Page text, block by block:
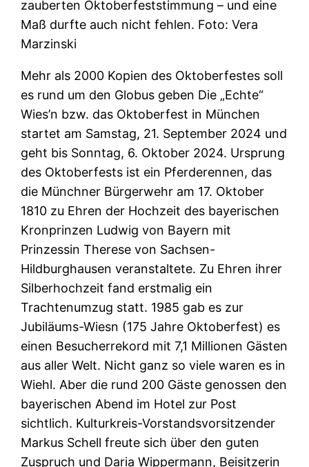
zauberten Oktoberfeststimmung – und eine
Maß durfte auch nicht fehlen. Foto: Vera
Marzinski
Mehr als 2000 Kopien des Oktoberfestes soll
es rund um den Globus geben Die „Echte“
Wies’n bzw. das Oktoberfest in München
startet am Samstag, 21. September 2024 und
geht bis Sonntag, 6. Oktober 2024. Ursprung
des Oktoberfests ist ein Pferderennen, das
die Münchner Bürgerwehr am 17. Oktober
1810 zu Ehren der Hochzeit des bayerischen
Kronprinzen Ludwig von Bayern mit
Prinzessin Therese von Sachsen-
Hildburghausen veranstaltete. Zu Ehren ihrer
Silberhochzeit fand erstmalig ein
Trachtenumzug statt. 1985 gab es zur
Jubiläums-Wiesn (175 Jahre Oktoberfest) es
einen Besucherrekord mit 7,1 Millionen Gästen
aus aller Welt. Nicht ganz so viele waren es in
Wiehl. Aber die rund 200 Gäste genossen den
bayerischen Abend im Hotel zur Post
sichtlich. Kulturkreis-Vorstandsvorsitzender
Markus Schell freute sich über den guten
Zuspruch und Daria Wippermann, Beisitzerin